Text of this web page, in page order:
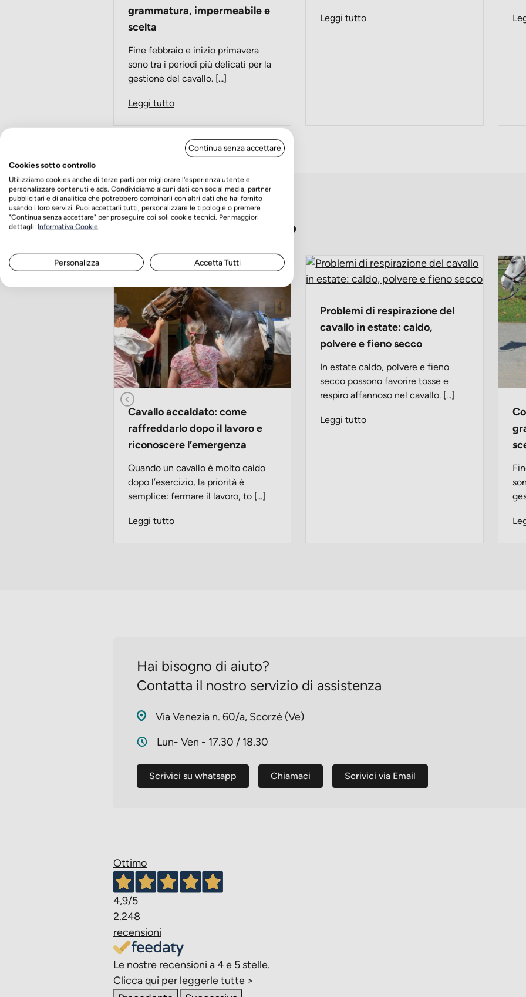
grammatura, impermeabile e
scelta
Fine febbraio e inizio primavera
sono tra i periodi più delicati per la
gestione del cavallo. [...]
Leggi tutto
Leggi tutto
Cura e benessere del cavallo
Cavallo accaldato: come
raffreddarlo dopo il lavoro e
riconoscere l’emergenza
Quando un cavallo è molto caldo
dopo l’esercizio, la priorità è
semplice: fermare il lavoro, to [...]
Leggi tutto
Problemi di respirazione del
cavallo in estate: caldo,
polvere e fieno secco
In estate caldo, polvere e fieno
secco possono favorire tosse e
respiro affannoso nel cavallo. [...]
Leggi tutto
Hai bisogno di aiuto?
Contatta il nostro servizio di assistenza
Via Venezia n. 60/a, Scorzè (Ve)
Lun- Ven - 17.30 / 18.30
Scrivici su whatsapp Chiamaci Scrivici via Email
Ottimo
4,9/5
2.248
recensioni
Le nostre recensioni a 4 e 5 stelle.
Clicca qui per leggerle tutte >
Continua senza accettare
Cookies sotto controllo
Utilizziamo cookies anche di terze parti per migliorare l'esperienza utente e
personalizzare contenuti e ads. Condividiamo alcuni dati con social media, partner
pubblicitari e di analitica che potrebbero combinarli con altri dati che hai fornito
usando i loro servizi. Puoi accettarli tutti, personalizzare le tipologie o premere
"Continua senza accettare" per proseguire coi soli cookie tecnici. Per maggiori
dettagli: Informativa Cookie.
Personalizza Accetta Tutti